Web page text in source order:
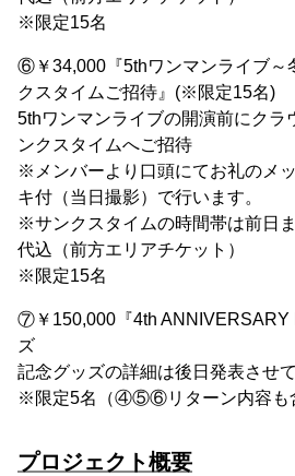
※限定15名
⑥￥34,000『5thワンマンライブ～
クスタイムご招待』(※限定15名)
5thワンマンライブの開演前にクラ
ンクスタイムへご招待
※メンバーより口頭にてお礼のメ
キ付（当日撮影）で行います。
※サンクスタイムの時間帯は前日
代込（前方エリアチケット）
※限定15名
⑦￥150,000『4th ANNIVERSARY
ズ
記念グッズの詳細は後日発表させ
※限定5名（④⑤⑥リターン内容も
プロジェクト概要